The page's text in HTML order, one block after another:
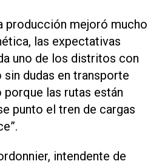
producción mejoró mucho
las expectativas
uno de los distritos con
dudas en transporte
las rutas están
punto el tren de cargas
intendente de